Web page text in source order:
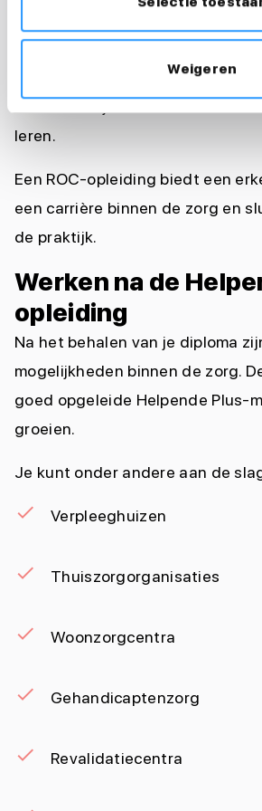
Weigeren
Helpende Plus. De exacte inhoud
onderwijsinstelling.
Vaak kun je kiezen tussen een
leren.
Een ROC-opleiding biedt een
een carrière binnen de zorg en
de praktijk.
Werken na de
opleiding
Na het behalen van je diploma
mogelijkheden binnen de zorg.
goed opgeleide Helpende Plus-
groeien.
Je kunt onder andere aan de
Verpleeghuizen
Thuiszorgorganisaties
Woonzorgcentra
Gehandicaptenzorg
Revalidatiecentra